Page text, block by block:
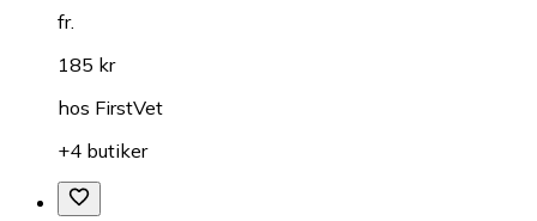
fr.
185 kr
hos FirstVet
+4 butiker